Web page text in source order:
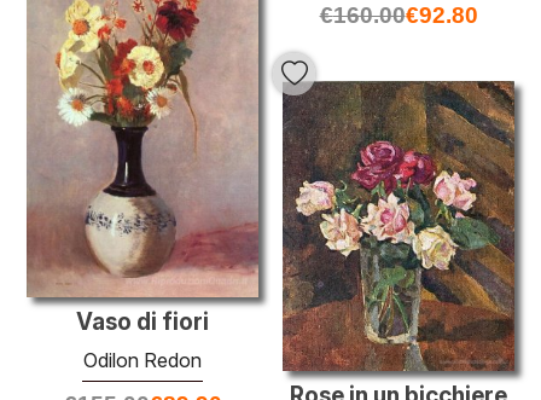
€160.00€92.80
Vaso di fiori
Odilon Redon